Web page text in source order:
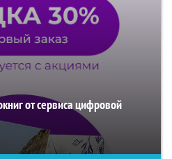
от сервиса цифровой